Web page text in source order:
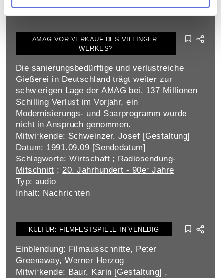
AMAG VOR VERKAUF DES VILLINGER-
WERKES?
Die sanierungsbedürftige und verlustreiche
Gießerei in Deutschland trägt weiter zur
schwierigen Lage der AMAG bei. 137 Millionen
Schilling Verlust im Vorjahr, ein
Modernisierungs- und Sparprogramm wurde
nicht in Anspruch genommen.
Mitwirkende: Schweinzer, Josef [Gestaltung]
Datum: 1991.09.09 [Sendedatum]
Schlagworte:Wirtschaft ; Radiosendung-
Mitschnitt ; 20. Jahrhundert - 90er Jahre
Typ: audio
Inhalt: Nachrichten
KULTUR: FILMFESTSPIELE IN VENEDIG
Einblendung: Filmausschnitte, Peter
Greenaway, Werner Herzog
Mitwirkende: Baur, Karin [Gestaltung] ,